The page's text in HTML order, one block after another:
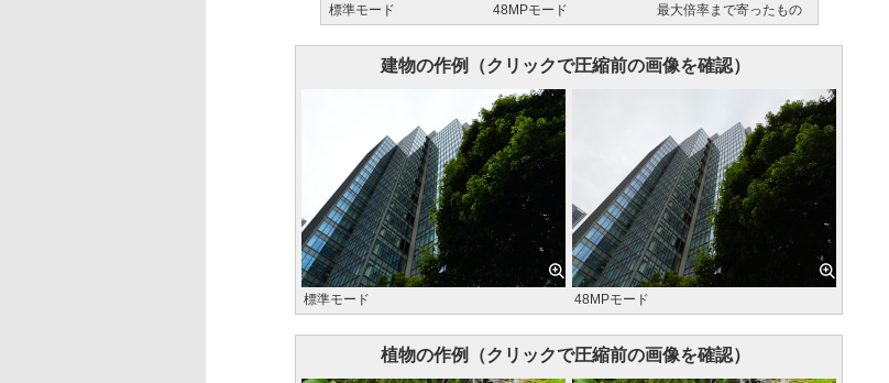
標準モード 48MPモード 最大倍率まで寄ったもの
建物の作例（クリックで圧縮前の画像を確認）
標準モード 48MPモード
植物の作例（クリックで圧縮前の画像を確認）